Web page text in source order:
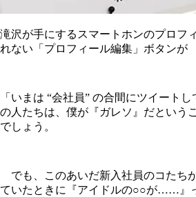
滝沢が手にするスマートホンのプロフ
れない「プロフィール編集」ボタンが
「いまは “会社員” の合間にツイート
の人たちは、僕が『ガレソ』だという
でしょう。
でも、このあいだ新入社員のコたち
ていたときに『アイドルの○○が……』